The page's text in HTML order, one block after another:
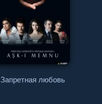
Запретная любовь